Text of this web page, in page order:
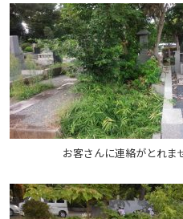
お客さんに連絡がとれま